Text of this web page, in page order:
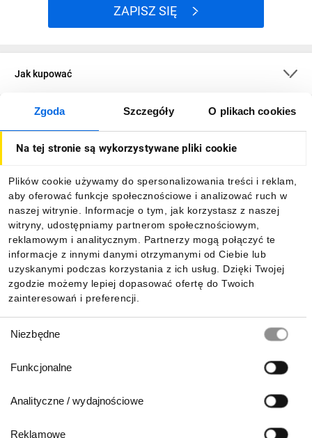
Zgoda Szczegóły O plikach cookies
Na tej stronie są wykorzystywane pliki cookie
Plików cookie używamy do spersonalizowania treści i reklam,
aby oferować funkcje społecznościowe i analizować ruch w
naszej witrynie. Informacje o tym, jak korzystasz z naszej
witryny, udostępniamy partnerom społecznościowym,
reklamowym i analitycznym. Partnerzy mogą połączyć te
informacje z innymi danymi otrzymanymi od Ciebie lub
uzyskanymi podczas korzystania z ich usług. Dzięki Twojej
zgodzie możemy lepiej dopasować ofertę do Twoich
zainteresowań i preferencji.
zgody
Niezbędne
Funkcjonalne
Analityczne / wydajnościowe
Reklamowe
ZAPISZ SIĘ
Jak kupować
O firmie
Informacje
Pobierz naszą aplikację mobilną: